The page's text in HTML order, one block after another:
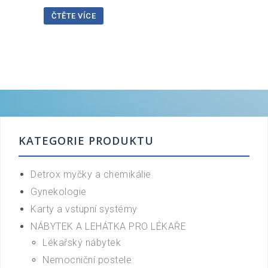
ČTĚTE VÍCE
KATEGORIE PRODUKTU
Detrox myčky a chemikálie
Gynekologie
Karty a vstupní systémy
NÁBYTEK A LEHÁTKA PRO LÉKAŘE
Lékařský nábytek
Nemocniční postele